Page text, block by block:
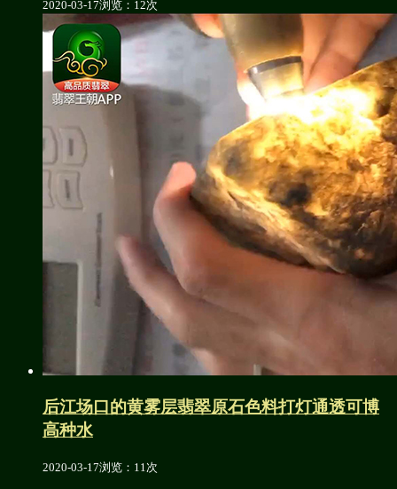
2020-03-17浏览：12次
后江场口的黄雾层翡翠原石色料打灯通透可博
高种水
2020-03-17浏览：11次